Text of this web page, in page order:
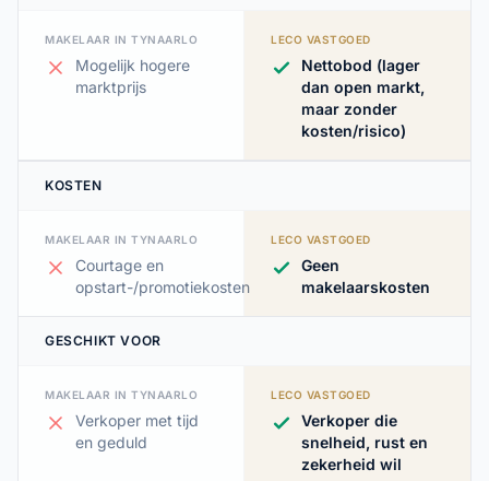
MAKELAAR IN TYNAARLO
Mogelijk hogere
marktprijs
LECO VASTGOED
Nettobod (lager
dan open markt,
maar zonder
kosten/risico)
KOSTEN
MAKELAAR IN TYNAARLO
Courtage en
opstart-/promotiekosten
LECO VASTGOED
Geen
makelaarskosten
GESCHIKT VOOR
MAKELAAR IN TYNAARLO
Verkoper met tijd
en geduld
LECO VASTGOED
Verkoper die
snelheid, rust en
zekerheid wil